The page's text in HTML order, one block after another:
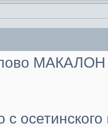
МАКАЛОН
с